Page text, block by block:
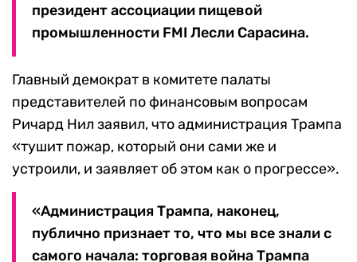
президент ассоциации пищевой
промышленности FMI Лесли Сарасина.
Главный демократ в комитете палаты
представителей по финансовым вопросам
Ричард Нил заявил, что администрация Трампа
«тушит пожар, который они сами же и
устроили, и заявляет об этом как о прогрессе».
«Администрация Трампа, наконец,
публично признает то, что мы все знали с
самого начала: торговая война Трампа